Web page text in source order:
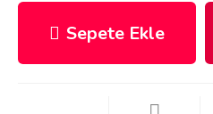
Sepete Ekle